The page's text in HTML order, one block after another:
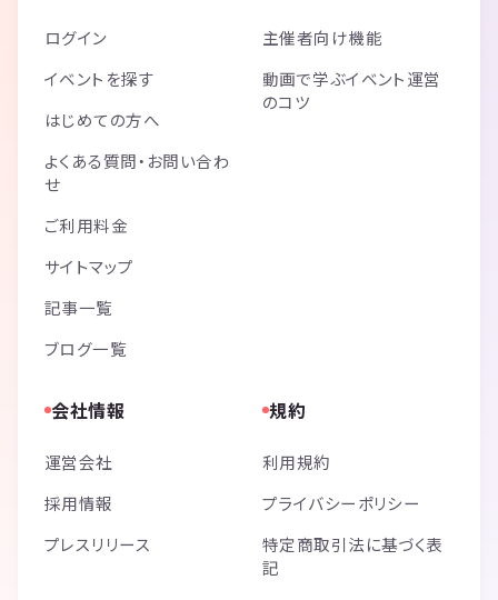
ログイン
イベントを探す
はじめての方へ
よくある質問・お問い合わ
せ
ご利用料金
サイトマップ
記事一覧
ブログ一覧
主催者向け機能
動画で学ぶイベント運営
のコツ
会社情報
運営会社
採用情報
プレスリリース
規約
利用規約
プライバシーポリシー
特定商取引法に基づく表
記